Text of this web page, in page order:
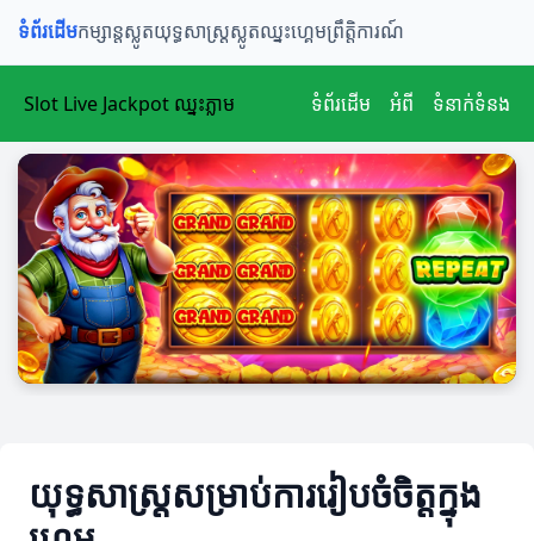
ទំព័រដើមកម្សាន្តស្លូតយុទ្ធសាស្ត្រស្លូតឈ្នះហ្គេមព្រឹត្តិការណ៍
Slot Live Jackpot ឈ្នះភ្លាម ទំព័រដើម អំពី ទំនាក់ទំនង
យុទ្ធសាស្ត្រសម្រាប់ការរៀបចំចិត្តក្នុង